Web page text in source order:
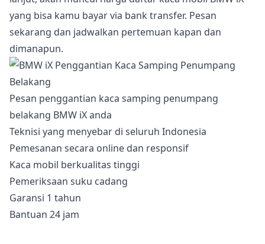
yang bisa kamu bayar via bank transfer. Pesan
sekarang dan jadwalkan pertemuan kapan dan
dimanapun.
Pesan penggantian kaca samping penumpang
belakang BMW iX anda
Teknisi yang menyebar di seluruh Indonesia
Pemesanan secara online dan responsif
Kaca mobil berkualitas tinggi
Pemeriksaan suku cadang
Garansi 1 tahun
Bantuan 24 jam